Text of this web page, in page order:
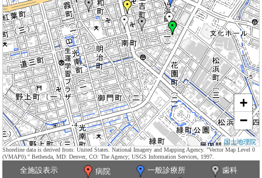
+
−
国土地理院
Shoreline data is derived from: United States. National Imagery and Mapping Agency. "Vector Map Level 0
(VMAP0)." Bethesda, MD: Denver, CO: The Agency; USGS Information Services, 1997.
全施設表示 病院 一般診療所
歯科